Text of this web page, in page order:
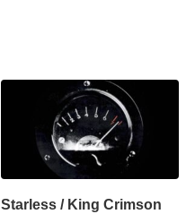
Starless / King Crimson